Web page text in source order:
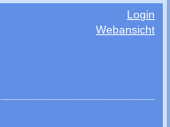
Login
Webansicht